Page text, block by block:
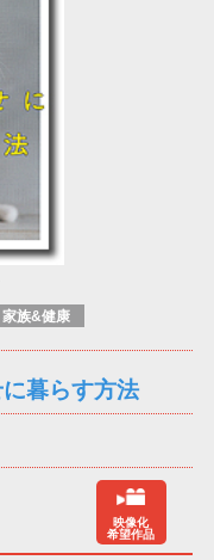
家族&健康
暮らす方法
映像化
希望作品